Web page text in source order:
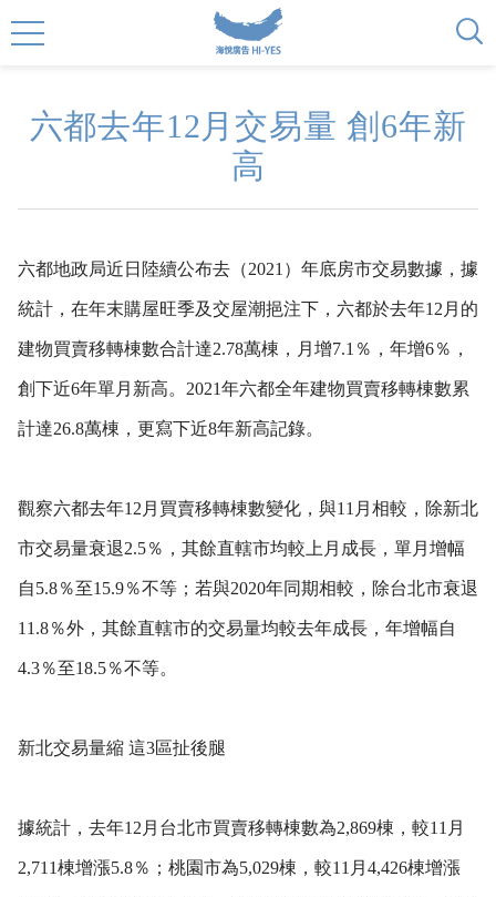
六都去年12月交易量 創6年新
高
六都地政局近日陸續公布去（2021）年底房市交易數據，據
統計，在年末購屋旺季及交屋潮挹注下，六都於去年12月的
建物買賣移轉棟數合計達2.78萬棟，月增7.1％，年增6％，
創下近6年單月新高。2021年六都全年建物買賣移轉棟數累
計達26.8萬棟，更寫下近8年新高記錄。
觀察六都去年12月買賣移轉棟數變化，與11月相較，除新北
市交易量衰退2.5％，其餘直轄市均較上月成長，單月增幅
自5.8％至15.9％不等；若與2020年同期相較，除台北市衰退
11.8％外，其餘直轄市的交易量均較去年成長，年增幅自
4.3％至18.5％不等。
新北交易量縮 這3區扯後腿
據統計，去年12月台北市買賣移轉棟數為2,869棟，較11月
2,711棟增漲5.8％；桃園市為5,029棟，較11月4,426棟增漲